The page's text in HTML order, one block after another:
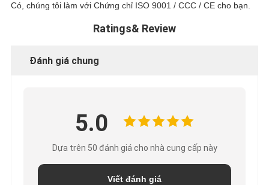
Có, chúng tôi làm với Chứng chỉ ISO 9001 / CCC / CE cho bạn.
Ratings& Review
Đánh giá chung
5.0
Dựa trên 50 đánh giá cho nhà cung cấp này
Viết đánh giá